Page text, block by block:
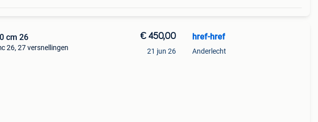
cm 26
26, 27 versnellingen
€ 450,00
21 jun 26
href-href
Anderlecht